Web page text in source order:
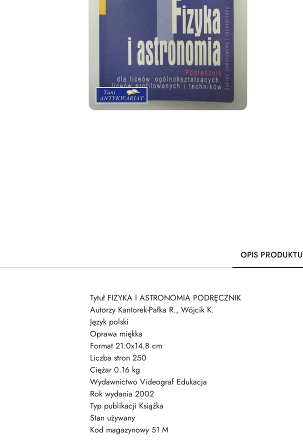
OPIS PRODUKTU
Tytuł FIZYKA I ASTRONOMIA PODRĘCZNIK
Autorzy Kantorek-Pałka R., Wójcik K.
Język polski
Oprawa miękka
Format 21.0x14.8 cm
Liczba stron 250
Ciężar 0.16 kg
Wydawnictwo Videograf Edukacja
Rok wydania 2002
Typ publikacji Książka
Stan używany
Kod magazynowy 51 M